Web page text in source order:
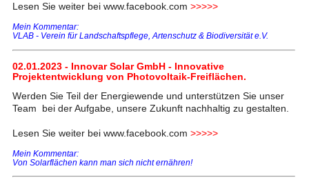
Lesen Sie weiter bei www.facebook.com >>>>>
Mein Kommentar:
VLAB - Verein für Landschaftspflege, Artenschutz & Biodiversität e.V.
02.01.2023 - Innovar Solar GmbH - Innovative
Projektentwicklung von Photovoltaik-Freiflächen.
Werden Sie Teil der Energiewende und unterstützen Sie unser
Team bei der Aufgabe, unsere Zukunft nachhaltig zu gestalten.
Lesen Sie weiter bei www.facebook.com >>>>>
Mein Kommentar:
Von Solarflächen kann man sich nicht ernähren!